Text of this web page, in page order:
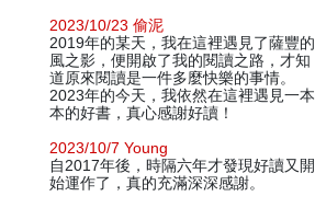
2023/10/23 偷泥
2019年的某天，我在這裡遇見了薩豐的
風之影，便開啟了我的閱讀之路，才知
道原來閱讀是一件多麼快樂的事情。
2023年的今天，我依然在這裡遇見一本
本的好書，真心感謝好讀！
2023/10/7 Young
自2017年後，時隔六年才發現好讀又開
始運作了，真的充滿深深感謝。